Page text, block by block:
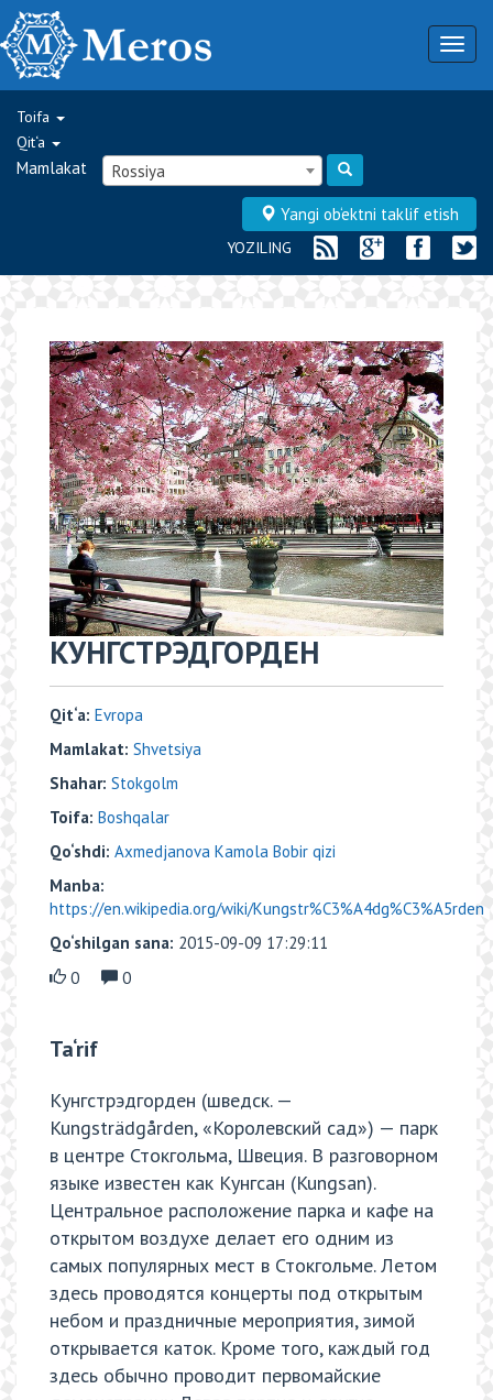
Toifa
Qit‘a
Mamlakat Rossiya
Yangi ob‘ektni taklif etish
YOZILING
КУНГСТРЭДГОРДЕН
Qit‘a: Evropa
Mamlakat: Shvetsiya
Shahar: Stokgolm
Toifa: Boshqalar
Qo‘shdi: Axmedjanova Kamola Bobir qizi
Manba:
https://en.wikipedia.org/wiki/Kungstr%C3%A4dg%C3%A5rden
Qo‘shilgan sana: 2015-09-09 17:29:11
0
0
Ta‘rif
Кунгстрэдгорден (шведск. —
Kungsträdgården, «Королевский сад») — парк
в центре Стокгольма, Швеция. В разговорном
языке известен как Кунгсан (Kungsan).
Центральное расположение парка и кафе на
открытом воздухе делает его одним из
самых популярных мест в Стокгольме. Летом
здесь проводятся концерты под открытым
небом и праздничные мероприятия, зимой
открывается каток. Кроме того, каждый год
здесь обычно проводит первомайские